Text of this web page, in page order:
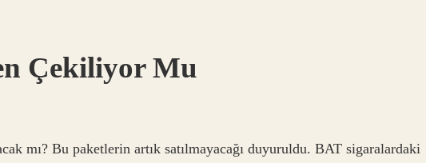
Çekiliyor Mu
mı? Bu paketlerin artık satılmayacağı duyuruldu. BAT sigaralardaki